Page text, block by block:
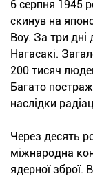
6 серпня 1945
скинув на
Boy. За три
Нагасакі.
200 тисяч
Багато
наслідки
Через десять
міжнародна
ядерної зброї.